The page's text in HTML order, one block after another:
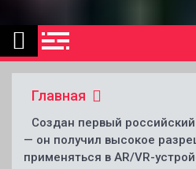
Главная
Создан первый
— он получил высокое
применяться в AR/VR-